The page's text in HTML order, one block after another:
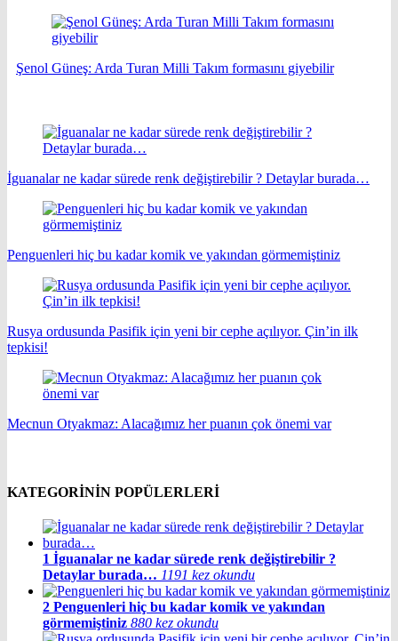
Şenol Güneş: Arda Turan Milli Takım formasını giyebilir
İguanalar ne kadar sürede renk değiştirebilir ? Detaylar burada…
Penguenleri hiç bu kadar komik ve yakından görmemiştiniz
Rusya ordusunda Pasifik için yeni bir cephe açılıyor. Çin’in ilk
tepkisi!
Mecnun Otyakmaz: Alacağımız her puanın çok önemi var
KATEGORİNİN POPÜLERLERİ
1 İguanalar ne kadar sürede renk değiştirebilir ?
Detaylar burada… 1191 kez okundu
2 Penguenleri hiç bu kadar komik ve yakından
görmemiştiniz 880 kez okundu